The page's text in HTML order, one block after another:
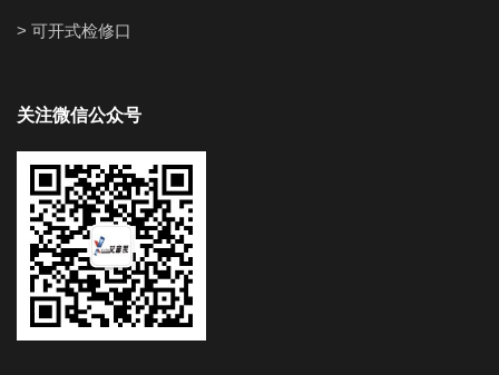
> 可开式检修口
关注微信公众号